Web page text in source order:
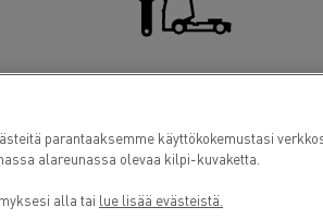
Sijainti
parantaaksemme käyttökokemustasi
alareunassa olevaa kilpi-kuvaketta.
alla tai lue lisää evästeistä.